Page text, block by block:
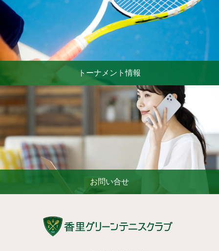
トーナメント情報
お問い合せ